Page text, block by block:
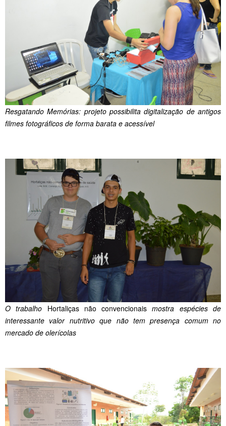
Resgatando Memórias: projeto possibilita digitalização de antigos
filmes fotográficos de forma barata e acessível
O trabalho Hortaliças não convencionais mostra espécies de
interessante valor nutritivo que não tem presença comum no
mercado de olerícolas